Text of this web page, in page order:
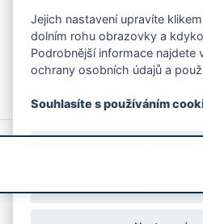
ankety, pozvánky na
Více informací o
© 2026 Magistrát města Zlína
Jejich nastavení upravíte
dolním rohu obrazovky a
Podrobnější informace najdete
ochrany osobních údajů a
Souhlasíte s používáním